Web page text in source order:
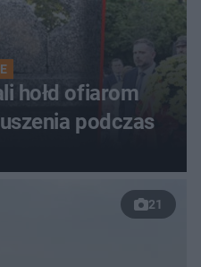
hołd ofiarom
podczas
21